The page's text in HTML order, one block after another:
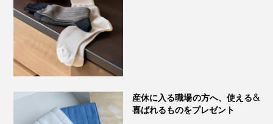
ハンドタオル（縦35cm✕横34cm）
産休に入る職場の方へ、使える&
喜ばれるものをプレゼント